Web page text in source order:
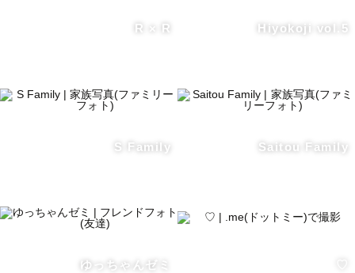
一緒にゆっくり過ごしてみませんか？
隣で一緒に歩んでいく。そう誓った大切な節目をカタチ
心落ち着く場所や生まれ育った故郷、あなたが残したい。
R × R Hiyokoji vol.5
S Family Saitou Family
ゆっちゃんゼミ